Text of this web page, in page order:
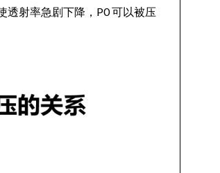
透射率急剧下降，P0 可以被压